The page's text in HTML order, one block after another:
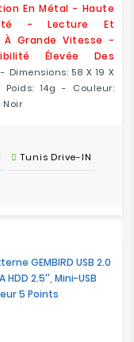
En Métal - Haute
- Lecture Et
À Grande Vitesse -
Élevée Des
- Dimensions: 58 X 19 X
Poids: 14g - Couleur:
Noir
Tunis Drive-IN
GEMBIRD USB 2.0
HDD 2.5'', Mini-USB
5 Points